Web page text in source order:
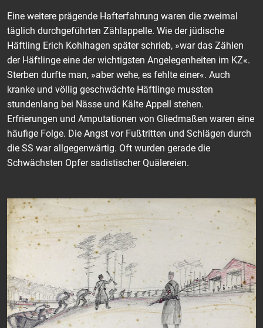
Eine weitere prägende Hafterfahrung waren die zweimal
täglich durchgeführten Zählappelle. Wie der jüdische
Häftling Erich Kohlhagen später schrieb, »war das Zählen
der Häftlinge eine der wichtigsten Angelegenheiten im KZ«.
Sterben durfte man, »aber wehe, es fehlte einer«. Auch
kranke und völlig geschwächte Häftlinge mussten
stundenlang bei Nässe und Kälte Appell stehen.
Erfrierungen und Amputationen von Gliedmaßen waren eine
häufige Folge. Die Angst vor Fußtritten und Schlägen durch
die SS war allgegenwärtig. Oft wurden gerade die
Schwächsten Opfer sadistischer Quälereien.